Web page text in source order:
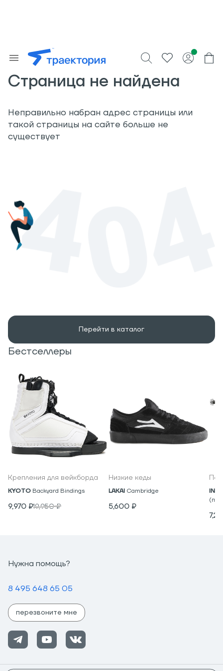
Страница не найдена
Неправильно набран адрес страницы или
такой страницы на сайте больше не
существует
Перейти в каталог
Бестселлеры
Крепления для вейкборда
KYOTO Backyard Bindings
9,970 ₽19,950₽
Низкие кеды
LAKAI Cambridge
5,600 ₽
Нужна помощь?
8 495 648 65 05
перезвоните мне